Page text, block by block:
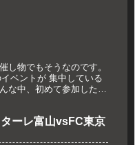
し物でもそうなのです。
ベントが 集中している
な中、初めて参加したお
ーレ富山vsFC東京